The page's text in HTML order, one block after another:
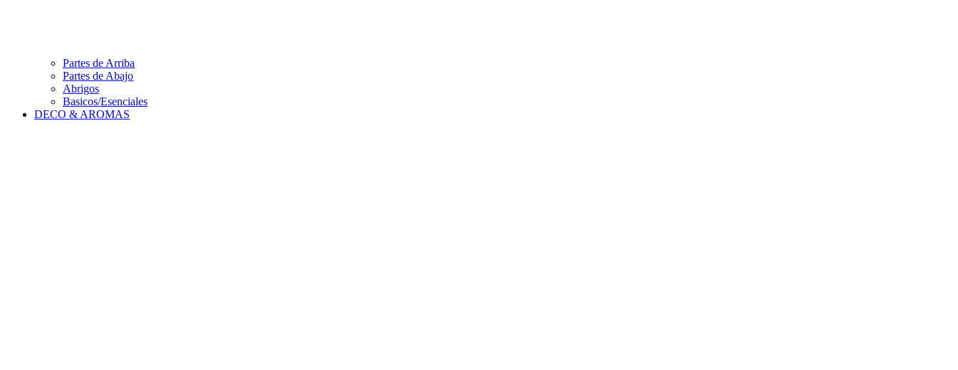
Partes de Arriba
Partes de Abajo
Abrigos
Basicos/Esenciales
DECO & AROMAS